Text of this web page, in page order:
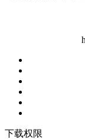
下载权限